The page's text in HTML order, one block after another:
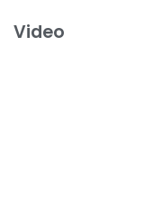
Video